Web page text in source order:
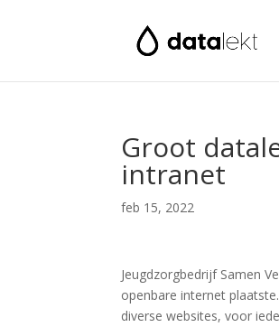
Groot
intranet
feb 15, 2022
Jeugdzorgbedrijf Samen
openbare internet
diverse websites, voor